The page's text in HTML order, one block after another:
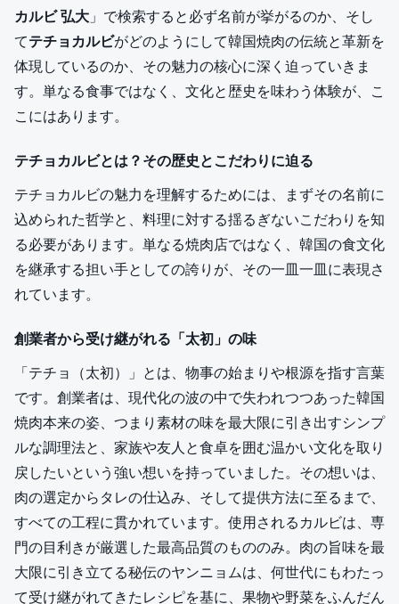
カルビ 弘大 」で検索すると必ず名前が挙がるのか、そし
てテチョカルビがどのようにして韓国焼肉の伝統と革新を
体現しているのか、その魅力の核心に深く迫っていきま
す。単なる食事ではなく、文化と歴史を味わう体験が、こ
こにはあります。
テチョカルビとは？その歴史とこだわりに迫る
テチョカルビの魅力を理解するためには、まずその名前に
込められた哲学と、料理に対する揺るぎないこだわりを知
る必要があります。単なる焼肉店ではなく、韓国の食文化
を継承する担い手としての誇りが、その一皿一皿に表現さ
れています。
創業者から受け継がれる「太初」の味
「テチョ（太初）」とは、物事の始まりや根源を指す言葉
です。創業者は、現代化の波の中で失われつつあった韓国
焼肉本来の姿、つまり素材の味を最大限に引き出すシンプ
ルな調理法と、家族や友人と食卓を囲む温かい文化を取り
戻したいという強い想いを持っていました。その想いは、
肉の選定からタレの仕込み、そして提供方法に至るまで、
すべての工程に貫かれています。使用されるカルビは、専
門の目利きが厳選した最高品質のもののみ。肉の旨味を最
大限に引き立てる秘伝のヤンニョムは、何世代にもわたっ
て受け継がれてきたレシピを基に、果物や野菜をふんだん